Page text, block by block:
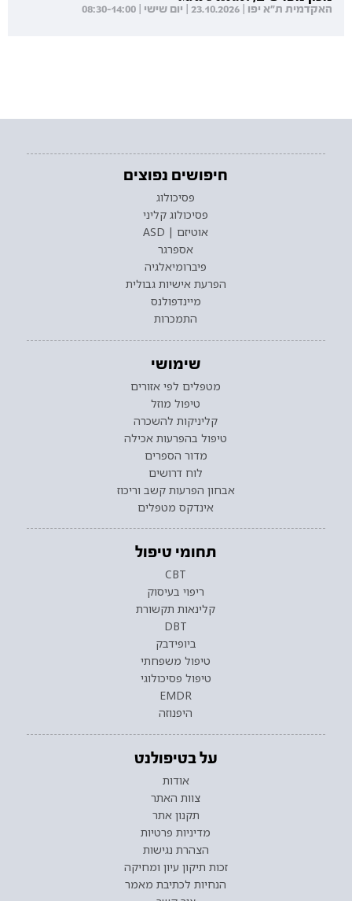
האקדמית ת"א יפו | 23.10.2026 | יום שישי | 08:30-14:00
חיפושים נפוצים
פסיכולוג
פסיכולוג קליני
אוטיזם | ASD
אספרגר
פיברומיאלגיה
הפרעת אישיות גבולית
מיינדפולנס
התמכרות
שימושי
מטפלים לפי אזורים
טיפול מוזל
קליניקות להשכרה
טיפול בהפרעות אכילה
מדור הספרים
לוח דרושים
אבחון הפרעות קשב וריכוז
אינדקס מטפלים
תחומי טיפול
CBT
ריפוי בעיסוק
קלינאות תקשורת
DBT
ביופידבק
טיפול משפחתי
טיפול פסיכולוגי
EMDR
היפנוזה
על בטיפולנט
אודות
צוות האתר
תקנון אתר
מדיניות פרטיות
הצהרת נגישות
זכות תיקון עיון ומחיקה
הנחיות לכתיבת מאמר